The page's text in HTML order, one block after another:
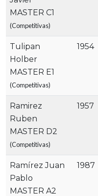
MASTER C1
(Competitivas)
Tulipan
Holber
MASTER E1
(Competitivas)
1954
Ramirez
Ruben
MASTER D2
(Competitivas)
1957
Ramírez Juan
Pablo
MASTER A2
1987